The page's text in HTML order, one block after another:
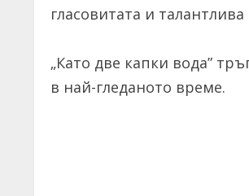
гласовитата и
„Като две капки вода”
в най-гледаното време.